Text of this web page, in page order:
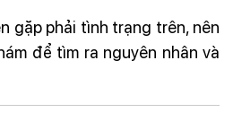
gặp phải tình trạng trên, nên
để tìm ra nguyên nhân và